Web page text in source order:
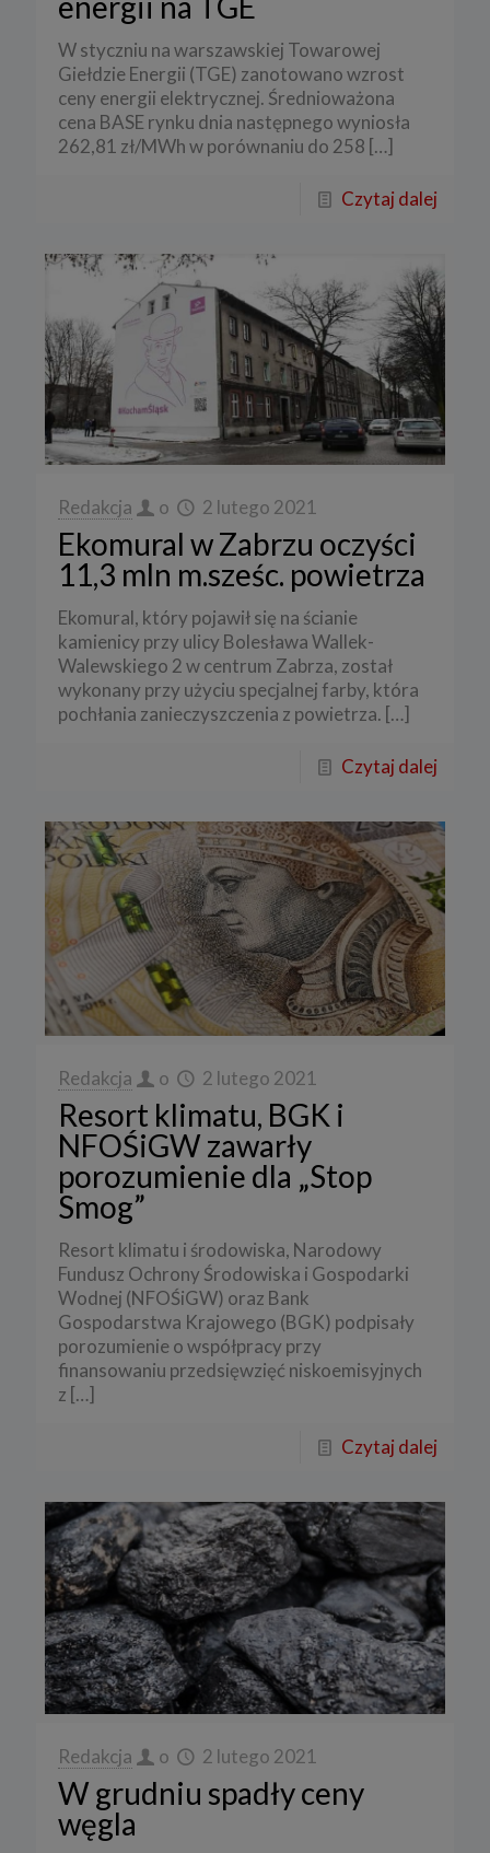
W styczniu na warszawskiej Towarowej
Giełdzie Energii (TGE) zanotowano wzrost
ceny energii elektrycznej. Średnioważona
cena BASE rynku dnia następnego wyniosła
262,81 zł/MWh w porównaniu do 258 […]
Czytaj dalej
Redakcja o 2 lutego 2021
Ekomural w Zabrzu oczyści
11,3 mln m.sześc. powietrza
Ekomural, który pojawił się na ścianie
kamienicy przy ulicy Bolesława Wallek-
Walewskiego 2 w centrum Zabrza, został
wykonany przy użyciu specjalnej farby, która
pochłania zanieczyszczenia z powietrza. […]
Czytaj dalej
Redakcja o 2 lutego 2021
Resort klimatu, BGK i
NFOŚiGW zawarły
porozumienie dla „Stop
Smog”
Resort klimatu i środowiska, Narodowy
Fundusz Ochrony Środowiska i Gospodarki
Wodnej (NFOŚiGW) oraz Bank
Gospodarstwa Krajowego (BGK) podpisały
porozumienie o współpracy przy
finansowaniu przedsięwzięć niskoemisyjnych
z […]
Czytaj dalej
Redakcja o 2 lutego 2021
W grudniu spadły ceny
węgla